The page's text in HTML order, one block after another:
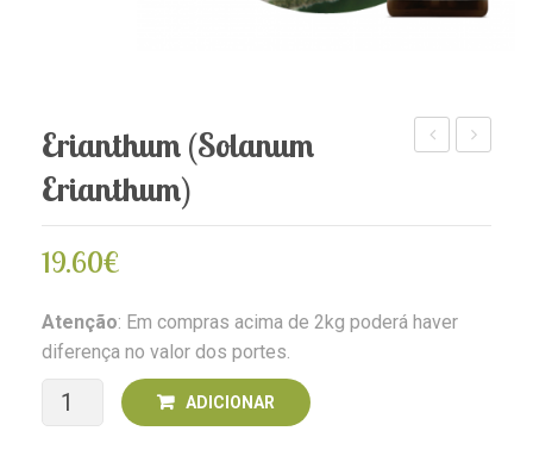
Erianthum (Solanum
Erianthum)
19.60€
Atenção: Em compras acima de 2kg poderá haver
diferença no valor dos portes.
Quantidade
ADICIONAR